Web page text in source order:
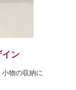
イン
物の収納に